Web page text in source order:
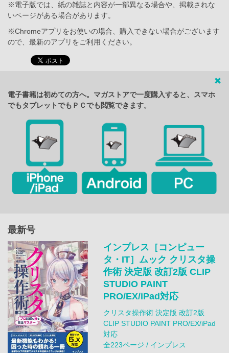
※電子版では、紙の雑誌と内容が一部異なる場合や、掲載されな
いページがある場合があります。
※Chromeアプリをお使いの場合、購入できない場合がございます
ので、最新のアプリをご利用ください。
電子書籍は初めての方へ。マガストアで一度購入すると、スマホ
でもタブレットでもＰＣでも閲覧できます。
最新号
インプレス［コンピュー
タ・IT］ムック クリスタ操
作術 決定版 改訂2版 CLIP
STUDIO PAINT
PRO/EX/iPad対応
クリスタ操作術 決定版 改訂2版
CLIP STUDIO PAINT PRO/EX/iPad
対応
全223ページ / インプレス